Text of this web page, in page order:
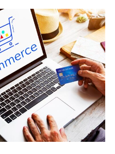
noteworthy news from all
plan, you get access
you stay ahead of the curve.
OPINION